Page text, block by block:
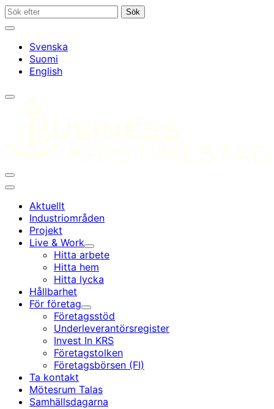
Gå
Sök
Sök
Stäng
sökfältetSvenska
Suomi
English
Öppna/stäng
Öppna/stäng
sökfältet
Huvudmeny
Aktuellt
Industri­områden
Projekt
Live & Work
Undermeny
Hitta arbete
Hitta hem
Hitta lycka
Hållbarhet
För företag
Undermeny
Företagsstöd
Underleverantörs­register
Invest In KRS
Företagstolken
Företagsbörsen (FI)
Ta kontakt
Mötesrum Talas
Samhällsdagarna